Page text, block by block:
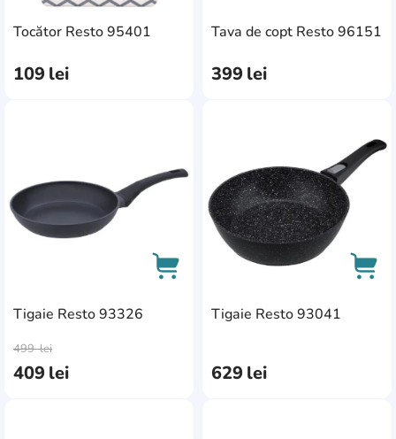
Tocător Resto 95401
109 lei
AddCardToCart
Tava de copt Resto 96151
399 lei
Tigaie Resto 93326
409 lei
499lei
Tigaie Resto 93041
629 lei